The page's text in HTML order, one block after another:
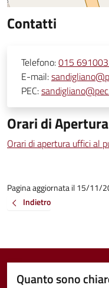
Contatti
Telefono:015
E-mail:
PEC:
Orari di Apertura
Orari di apertura uffici al
Pagina aggiornata il 15/11/
Indietro
Quanto sono